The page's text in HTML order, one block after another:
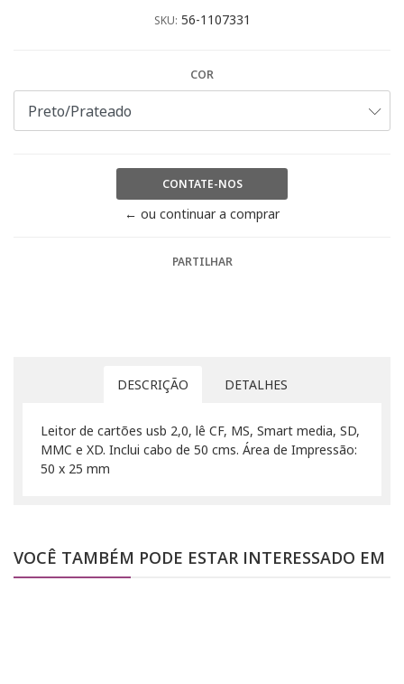
SKU: 56-1107331
COR
CONTATE-NOS
← ou continuar a comprar
PARTILHAR
DESCRIÇÃO DETALHES
Leitor de cartões usb 2,0, lê CF, MS, Smart media, SD,
MMC e XD. Inclui cabo de 50 cms. Área de Impressão:
50 x 25 mm
VOCÊ TAMBÉM PODE ESTAR INTERESSADO EM